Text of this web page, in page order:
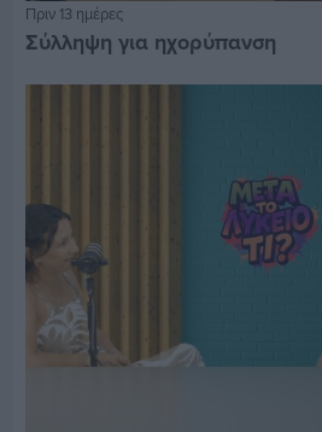
Πριν 13 ημέρες
Σύλληψη για ηχορύπανση